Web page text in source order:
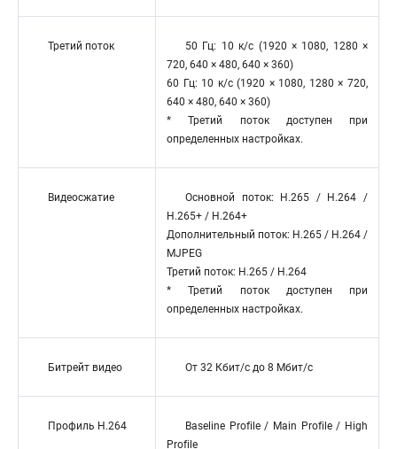
Третий поток
50 Гц: 10 к/с (1920 × 1080, 1280 ×
720, 640 × 480, 640 × 360)
60 Гц: 10 к/с (1920 × 1080, 1280 × 720,
640 × 480, 640 × 360)
* Третий поток доступен при
определенных настройках.
Видеосжатие
Основной поток: H.265 / H.264 /
H.265+ / H.264+
Дополнительный поток: H.265 / H.264 /
MJPEG
Третий поток: H.265 / H.264
* Третий поток доступен при
определенных настройках.
Битрейт видео От 32 Кбит/с до 8 Мбит/с
Профиль H.264
Baseline Profile / Main Profile / High
Profile